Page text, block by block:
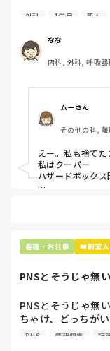
今日はじめての創
ゴミと一緒に、ノ
患者に使用した物
て…。
プリセプターに
「普通鑷子捨てる
ゃないよね？」
「そんなミスした
と言われました。。
たしかに、よくよ
手術室で使った物
なんで頭回らなか
市長さんは、
患者さんに迷惑か
自分が情けなくて
こんなバカな私を
外科 1年目 新人
なな
内科, 外科, 呼吸
ムーさん
その他の科, 離
えー。私も捨てた
私はクーパー
ハザードボック
に出しちゃった
看護・お仕事 👑殿堂
PNSとそうじゃ無
PNSとそうじゃ無
ちゃけ、どっちが
PNS 情報収集 記